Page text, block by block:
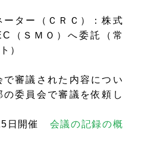
ーター（ＣＲＣ）：株式
（ＳＭＯ）へ委託（常
）
で審議された内容につい
委員会で審議を依頼し
日開催 会議の記録の概